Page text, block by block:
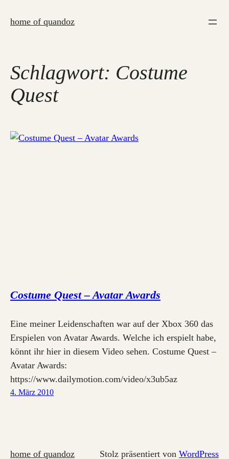
Inhalthome of quandoz
Schlagwort: Costume
Quest
Costume Quest – Avatar Awards
Eine meiner Leidenschaften war auf der Xbox 360 das
Erspielen von Avatar Awards. Welche ich erspielt habe,
könnt ihr hier in diesem Video sehen. Costume Quest –
Avatar Awards:
https://www.dailymotion.com/video/x3ub5az
4. März 2010
home of quandoz Stolz präsentiert von WordPress